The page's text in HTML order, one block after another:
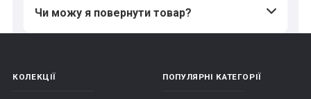
Чи можу я повернути товар?
КОЛЕКЦІЇ ПОПУЛЯРНІ КАТЕГОРІЇ